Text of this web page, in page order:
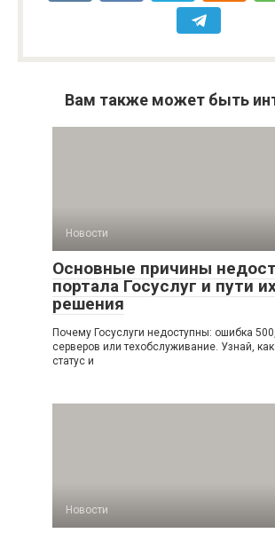
Вам также может быть
Новости
Основные причины
портала Госуслуг и пути
решения
Почему Госуслуги недоступны: ошибка
серверов или техобслуживание. Узнай,
статус и
Новости